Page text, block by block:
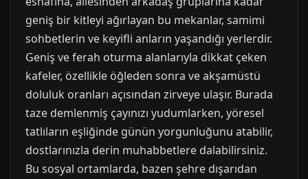
geniş bir kitleyi ağırlayan bu mekanlar, samimi
sohbetlerin ve keyifli anların yaşandığı yerlerdir.
Geniş ve ferah oturma alanlarıyla dikkat çeken
kafeler, özellikle öğleden sonra ve akşamüstü
doluluk oranları açısından zirveye ulaşır. Burada
taze demlenmiş çayınızı yudumlarken, yöresel
tatlıların eşliğinde günün yorgunluğunu atabilir,
dostlarınızla derin muhabbetlere dalabilirsiniz.
Bu sosyal ortamlarda, bazen şehre dışarıdan